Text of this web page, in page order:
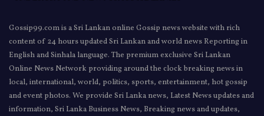
Gossip99.com is a Sri Lankan online Gossip news website with rich
content of 24 hours updated Sri Lankan and world news Reporting in
English and Sinhala language. The premium exclusive Sri Lankan
Online News Network providing around the clock breaking news in
local, international, world, politics, sports, entertainment, hot gossip
and event photos. We provide Sri Lanka news, Latest News updates and
information, Sri Lanka Business News, Breaking news and updates,